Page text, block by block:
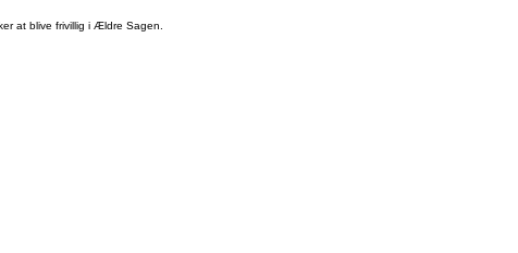
at blive frivillig i Ældre Sagen.